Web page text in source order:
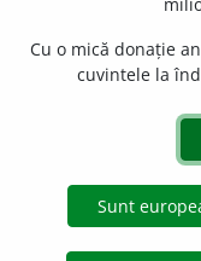
și rotunjite;
Cu o mică donație
cuvintele la